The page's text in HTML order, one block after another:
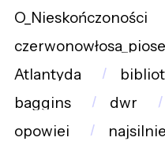
O_Nieskończoności
Atlantyda
baggins
dwr
opowiei